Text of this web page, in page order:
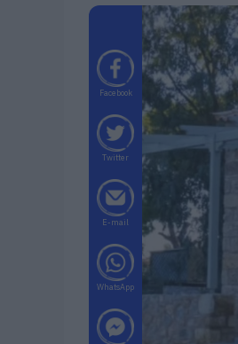
Facebook
Twitter
E-mail
WhatsApp